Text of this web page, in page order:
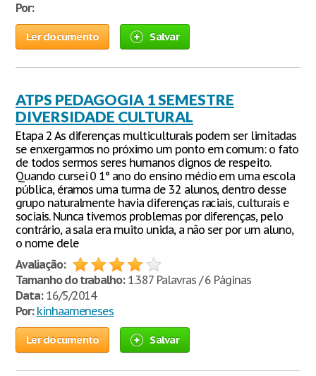
Por:
Ler documento Salvar
ATPS PEDAGOGIA 1 SEMESTRE
DIVERSIDADE CULTURAL
Etapa 2 As diferenças multiculturais podem ser limitadas
se enxergarmos no próximo um ponto em comum: o fato
de todos sermos seres humanos dignos de respeito.
Quando cursei 0 1° ano do ensino médio em uma escola
pública, éramos uma turma de 32 alunos, dentro desse
grupo naturalmente havia diferenças raciais, culturais e
sociais. Nunca tivemos problemas por diferenças, pelo
contrário, a sala era muito unida, a não ser por um aluno,
o nome dele
Avaliação:
Tamanho do trabalho:1.387 Palavras / 6 Páginas
Data:16/5/2014
Por: kinhaameneses
Ler documento Salvar